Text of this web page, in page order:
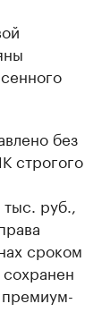
без
строгого
руб.,
сроком